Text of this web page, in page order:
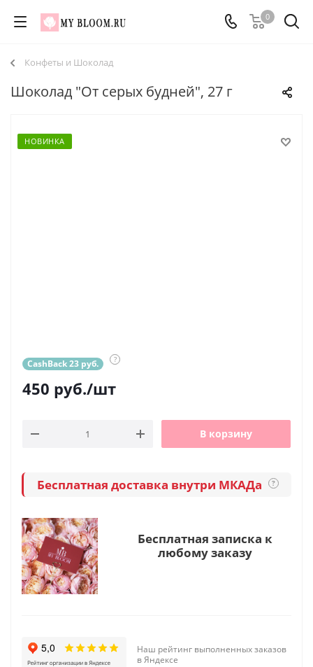
0
Конфеты и Шоколад
Шоколад "От серых будней", 27 г
НОВИНКА
CashBack 23 руб. ?
450 руб./шт
В корзину
Бесплатная доставка внутри МКАДа ?
Бесплатная записка к
любому заказу
Наш рейтинг выполненных заказов
в Яндексе